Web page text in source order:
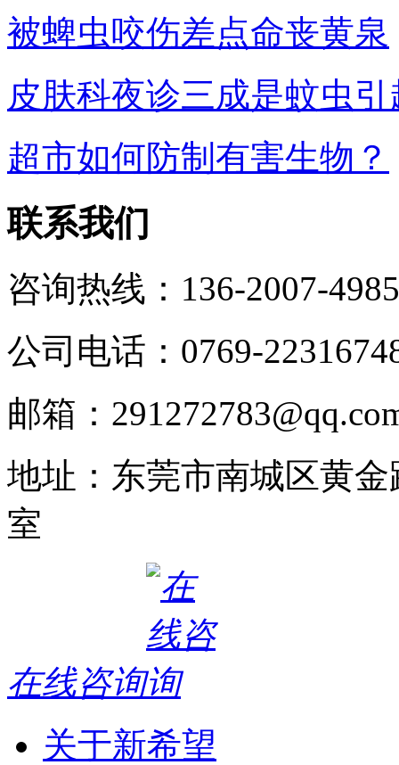
被蜱虫咬伤差点命丧黄泉
皮肤科夜诊三成是蚊虫
超市如何防制有害生物？
联系我们
咨询热线：136-2007-4985
公司电话：0769-
邮箱：
地址：东莞市南城区黄
室
在线咨询
关于新希望